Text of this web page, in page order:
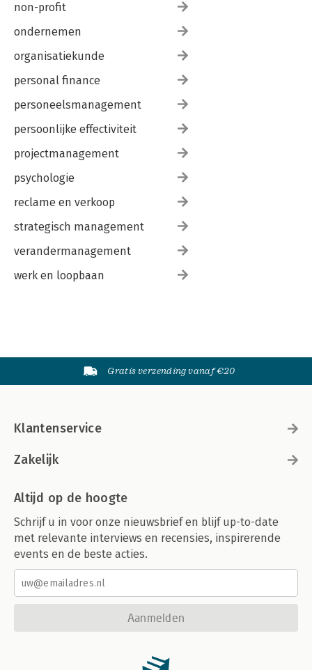
non-profit
ondernemen
organisatiekunde
personal finance
personeelsmanagement
persoonlijke effectiviteit
projectmanagement
psychologie
reclame en verkoop
strategisch management
verandermanagement
werk en loopbaan
Gratis verzending vanaf €20
Klantenservice
Zakelijk
Altijd op de hoogte
Schrijf u in voor onze nieuwsbrief en blijf up-to-date
met relevante interviews en recensies, inspirerende
events en de beste acties.
Aanmelden